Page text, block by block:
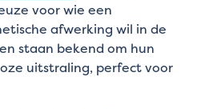
voor wie een
afwerking wil in de
staan bekend om hun
uitstraling, perfect voor